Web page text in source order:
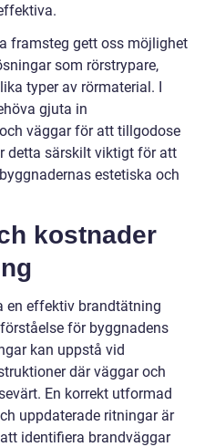
framsteg gett oss möjlighet
som rörstrypare,
typer av rörmaterial. I
gjuta in
väggar för att tillgodose
detta särskilt viktigt för att
estetiska och
kostnader
en effektiv brandtätning
för byggnadens
kan uppstå vid
där väggar och
En korrekt utformad
uppdaterade ritningar är
identifiera brandväggar